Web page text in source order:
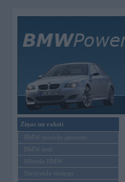
Ziņas un raksti
BMW modeļu jaunumi
BMW testi
Mēneša BMW
Sērijveida tūnings